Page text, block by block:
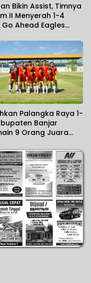
Bikin Assist, Timnya
II Menyerah 1-4
Ahead Eagles
Palangka Raya 1-
Banjar
9 Orang Juara
XXII/KB 2026